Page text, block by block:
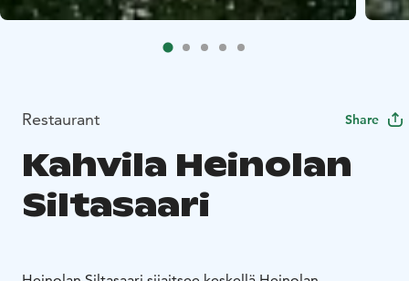
Restaurant Share
Kahvila Heinolan
Siltasaari